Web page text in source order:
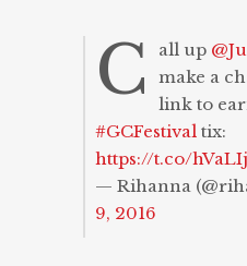
C all up
make a
link to
#GCFestivaltix:
https://t.co/
— Rihanna
9, 2016